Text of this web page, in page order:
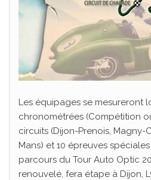
Les équipages se mesureront
chronométrées (Compétition
circuits (Dijon-Prenois, Magny-
Mans) et 10 épreuves
parcours du Tour Auto Optic
renouvelé, fera étape à Dijon,